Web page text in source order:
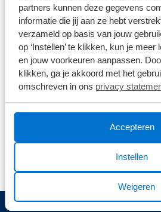
partners kunnen deze gegevens
informatie die jij aan ze hebt
verzameld op basis van jouw
op ‘Instellen’ te klikken, kun je
en jouw voorkeuren aanpassen.
klikken, ga je akkoord met het
omschreven in ons privacy
Accepteren
Instellen
Weigeren
Broekhuis borgt je privacy *
Ik ga er mee akkoord dat mijn
opgeslagen en gebruikt voor de
Mijn gegevens worden niet aan derden
Meer weten?
Bekijk ons privacy statement